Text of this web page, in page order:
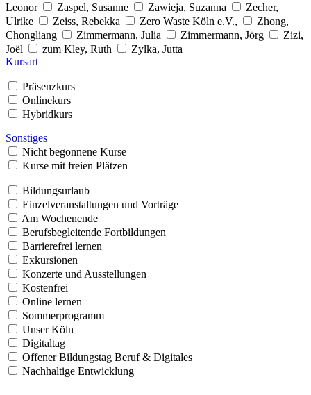
Leonor
Zaspel, Susanne Zawieja, Suzanna
Zecher,
Ulrike
Zeiss, Rebekka Zero Waste Köln e.V.,
Zhong,
Chongliang
Zimmermann, Julia Zimmermann, Jörg
Zizi,
Joël
zum Kley, Ruth
Zylka, Jutta
Kursart
Präsenzkurs
Onlinekurs
Hybridkurs
Sonstiges
Nicht begonnene Kurse
Kurse mit freien Plätzen
Bildungsurlaub
Einzelveranstaltungen und Vorträge
Am Wochenende
Berufsbegleitende Fortbildungen
Barrierefrei lernen
Exkursionen
Konzerte und Ausstellungen
Kostenfrei
Online lernen
Sommerprogramm
Unser Köln
Digitaltag
Offener Bildungstag Beruf & Digitales
Nachhaltige Entwicklung